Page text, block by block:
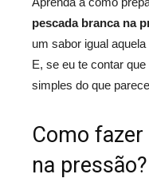
pescada branca na
um sabor igual
E, se eu te contar que
simples do que
Como
na pressão?